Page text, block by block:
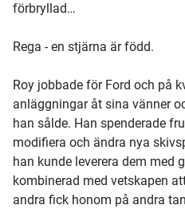
förbryllad…
Rega - en stjärna är född.
Roy jobbade för Ford och på
anläggningar åt sina vänner
han sålde. Han spenderade
modifiera och ändra nya
han kunde leverera dem med
kombinerad med vetskapen
andra fick honom på andra